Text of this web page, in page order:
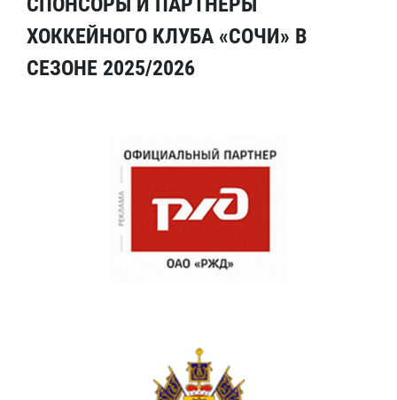
ХОККЕЙНОГО КЛУБА «СОЧИ» В
СЕЗОНЕ 2025/2026